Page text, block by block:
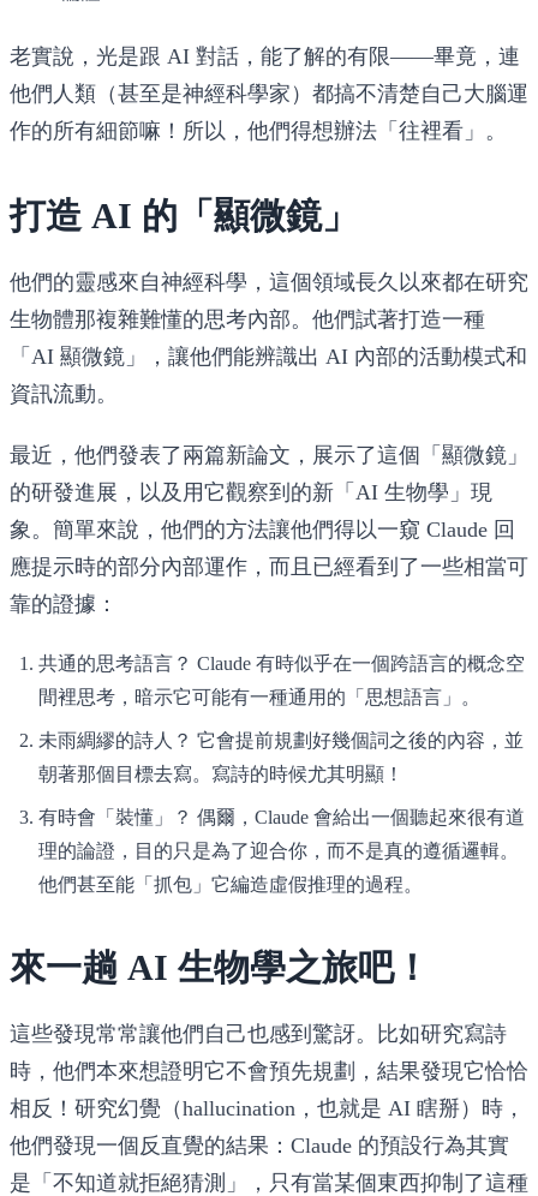
老實說，光是跟 AI 對話，能了解的有限——畢竟，連
他們人類（甚至是神經科學家）都搞不清楚自己大腦運
作的所有細節嘛！所以，他們得想辦法「往裡看」。
打造 AI 的「顯微鏡」
他們的靈感來自神經科學，這個領域長久以來都在研究
生物體那複雜難懂的思考內部。他們試著打造一種
「AI 顯微鏡」，讓他們能辨識出 AI 內部的活動模式和
資訊流動。
最近，他們發表了兩篇新論文，展示了這個「顯微鏡」
的研發進展，以及用它觀察到的新「AI 生物學」現
象。簡單來說，他們的方法讓他們得以一窺 Claude 回
應提示時的部分內部運作，而且已經看到了一些相當可
靠的證據：
共通的思考語言？ Claude 有時似乎在一個跨語言的概念空
間裡思考，暗示它可能有一種通用的「思想語言」。
未雨綢繆的詩人？ 它會提前規劃好幾個詞之後的內容，並
朝著那個目標去寫。寫詩的時候尤其明顯！
有時會「裝懂」？ 偶爾，Claude 會給出一個聽起來很有道
理的論證，目的只是為了迎合你，而不是真的遵循邏輯。
他們甚至能「抓包」它編造虛假推理的過程。
來一趟 AI 生物學之旅吧！
這些發現常常讓他們自己也感到驚訝。比如研究寫詩
時，他們本來想證明它不會預先規劃，結果發現它恰恰
相反！研究幻覺（hallucination，也就是 AI 瞎掰）時，
他們發現一個反直覺的結果：Claude 的預設行為其實
是「不知道就拒絕猜測」，只有當某個東西抑制了這種